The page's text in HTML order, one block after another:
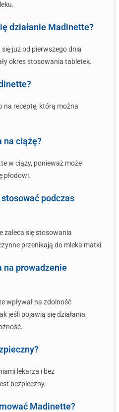
działanie Madinette?
już od pierwszego dnia
okres stosowania tabletek.
na receptę, którą można
na ciążę?
w ciąży, ponieważ może
płodowi.
podczas
zaleca się stosowania
przenikają do mleka matki.
na prowadzenie
wpływał na zdolność
jeśli pojawią się działania
lekarza i bez
bezpieczny.
Madinette?